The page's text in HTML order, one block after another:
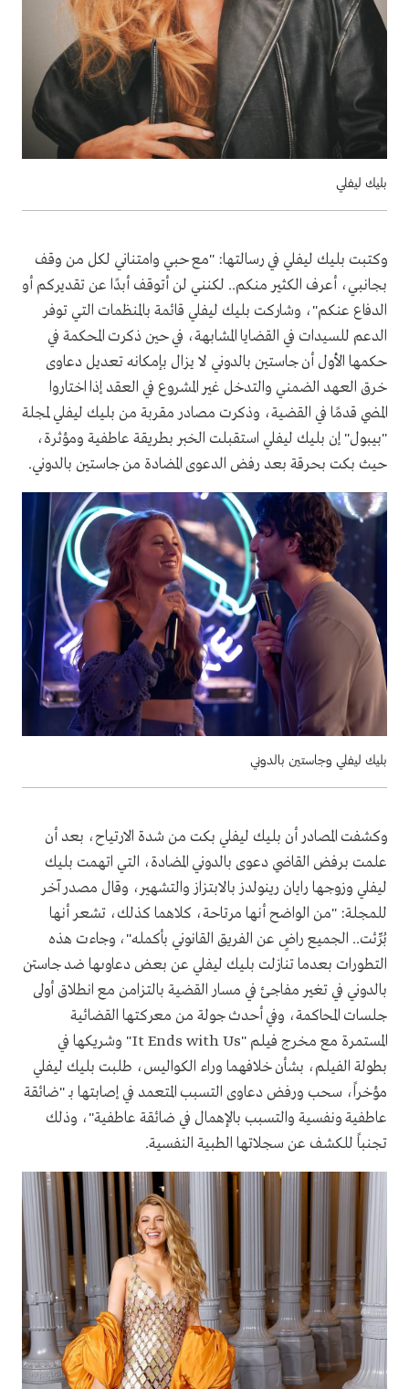
بليك ليفلي
وكتبت بليك ليفلي في رسالتها: "مع حبي وامتناني لكل من وقف
بجانبي، أعرف الكثير منكم.. لكنني لن أتوقف أبدًا عن تقديركم أو
الدفاع عنكم"، وشاركت بليك ليفلي قائمة بالمنظمات التي توفر
الدعم للسيدات في القضايا المشابهة، في حين ذكرت المحكمة في
حكمها الأول أن جاستين بالدوني لا يزال بإمكانه تعديل دعاوى
خرق العهد الضمني والتدخل غير المشروع في العقد إذا اختاروا
المضي قدمًا في القضية، وذكرت مصادر مقربة من بليك ليفلي لمجلة
"بيبول" إن بليك ليفلي استقبلت الخبر بطريقة عاطفية ومؤثرة،
حيث بكت بحرقة بعد رفض الدعوى المضادة من جاستين بالدوني.
بليك ليفلي وجاستين بالدوني
وكشفت المصادر أن بليك ليفلي بكت من شدة الارتياح، بعد أن
علمت برفض القاضي دعوى بالدوني المضادة، التي اتهمت بليك
ليفلي وزوجها رايان رينولدز بالابتزاز والتشهير، وقال مصدر آخر
للمجلة: "من الواضح أنها مرتاحة، كلاهما كذلك، تشعر أنها
بُرِّئت.. الجميع راضٍ عن الفريق القانوني بأكمله"، وجاءت هذه
التطورات بعدما تنازلت بليك ليفلي عن بعض دعاوىها ضد جاستن
بالدوني في تغير مفاجئ في مسار القضية بالتزامن مع انطلاق أولى
جلسات المحاكمة، وفي أحدث جولة من معركتها القضائية
المستمرة مع مخرج فيلم "It Ends with Us" وشريكها في
بطولة الفيلم، بشأن خلافهما وراء الكواليس، طلبت بليك ليفلي
مؤخراً، سحب ورفض دعاوى التسبب المتعمد في إصابتها بـ "ضائقة
عاطفية ونفسية والتسبب بالإهمال في ضائقة عاطفية"، وذلك
تجنباً للكشف عن سجلاتها الطبية النفسية.